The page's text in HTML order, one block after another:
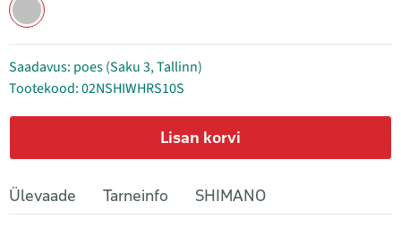
Saadavus: poes (Saku 3, Tallinn)
Tootekood: 02NSHIWHRS10S
Lisan korvi
Ülevaade Tarneinfo SHIMANO